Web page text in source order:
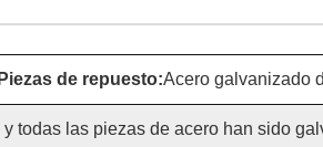
Piezas de repuesto:Acero galvanizado
todas las piezas de acero han sido